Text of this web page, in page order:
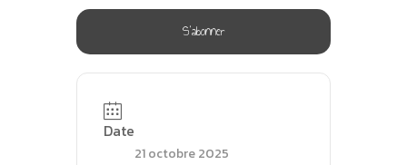
Date
21 octobre 2025